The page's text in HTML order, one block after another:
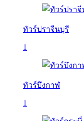
ทัวร์ปราจีนบุรี
1
ทัวร์บึงกาฬ
1